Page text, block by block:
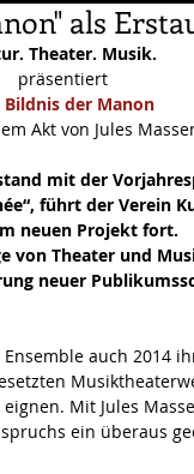
als
Theater. Musik.
präsentiert
Bildnis der Manon
Akt von Jules
mit der
führt der Verein
neuen Projekt fort.
von Theater und
neuer
auch 2014
Mit Jules
ein überaus